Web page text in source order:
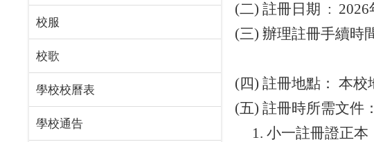
(二)註冊日期 : 2026
(三)辦理註冊手續時
(四)註冊地點： 本校
(五)註冊時所需文件：
1.小一註冊證正本
校服
校歌
學校校曆表
學校通告